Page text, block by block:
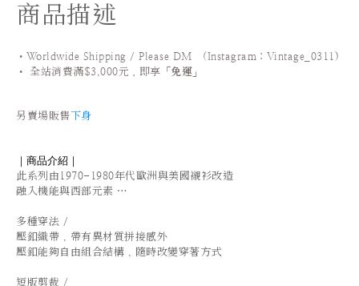
商品描述
•Worldwide Shipping / Please DM (Instagram：Vintage_0311 )
•
全站消費滿$3,000元，即享「 免運 」
另賣場販售下身
｜商品介紹｜
此系列由1970-1980年代歐洲與美國襯衫改造
融入機能與西部元素 …
多種穿法 /
壓釦織帶 , 帶有異材質拼接感外
壓釦能夠自由組合結構 , 隨時改變穿著方式
短版剪裁 /